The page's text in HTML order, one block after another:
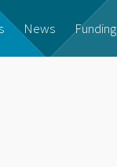
News Funding